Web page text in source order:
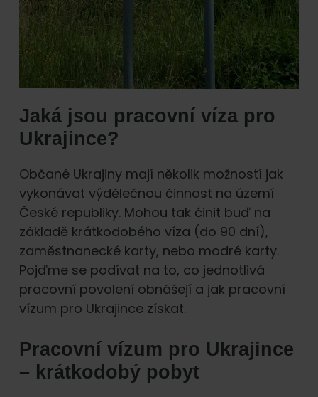
Jaká jsou pracovní víza pro
Ukrajince?
Občané Ukrajiny mají několik možností jak
vykonávat výdělečnou činnost na území
České republiky. Mohou tak činit buď na
základě krátkodobého víza (do 90 dní),
zaměstnanecké karty, nebo modré karty.
Pojďme se podívat na to, co jednotlivá
pracovní povolení obnášejí a jak pracovní
vízum pro Ukrajince získat.
Pracovní vízum pro Ukrajince
– krátkodobý pobyt